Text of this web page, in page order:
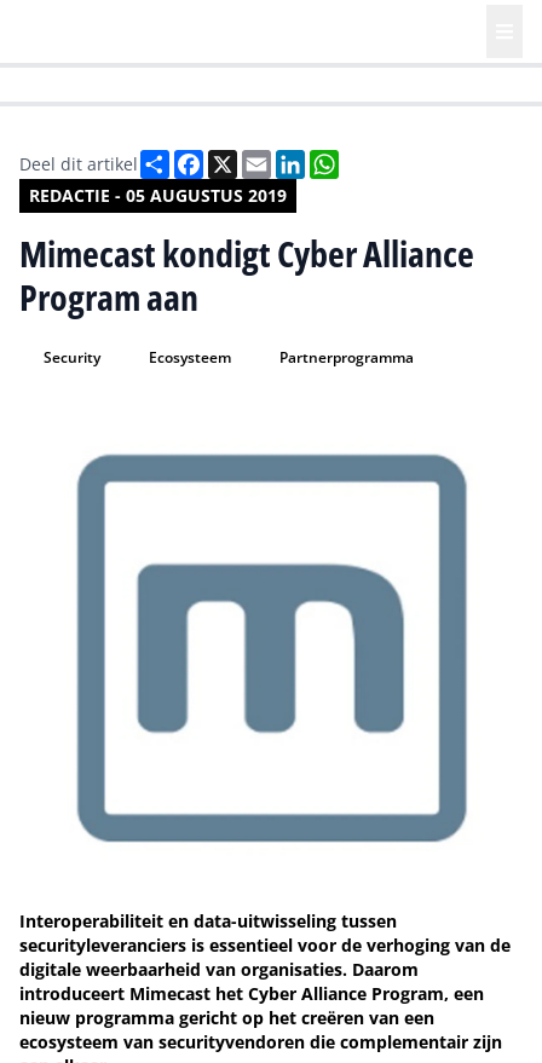
REDACTIE - 05 AUGUSTUS 2019
Deel dit artikel DeelFacebook
X EmailLinkedIn
Mimecast kondigt Cyber Alliance
Program aan
Security Ecosysteem Partnerprogramma
Interoperabiliteit en data-uitwisseling tussen
securityleveranciers is essentieel voor de verhoging van de
digitale weerbaarheid van organisaties. Daarom
introduceert Mimecast het Cyber Alliance Program, een
nieuw programma gericht op het creëren van een
ecosysteem van securityvendoren die complementair zijn